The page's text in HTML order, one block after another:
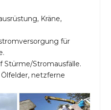
Kräne,
für
Stürme/Stromausfälle.
netzferne